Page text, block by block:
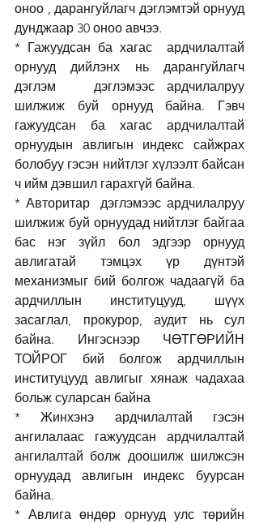
оноо , дарангуйлагч дэглэмтэй орнууд
дунджаар 30 оноо авчээ.
* Гажуудсан ба хагас  ардчилалтай
орнууд дийлэнх нь дарангуйлагч
дэглэм   дэглэмээс ардчилалруу
шилжиж буй орнууд байна. Гэвч
гажуудсан ба хагас ардчилалтай
орнуудын авлигын индекс сайжрах
болобуу гэсэн нийтлэг хүлээлт байсан
ч ийм дэвшил гарахгүй байна.
* Авторитар  дэглэмээс ардчилалруу
шилжиж буй орнуудад нийтлэг байгаа
бас нэг зүйл бол эдгээр орнууд
авлигатай тэмцэх үр дүнтэй
механизмыг бий болгож чадаагүй ба
ардчиллын институцууд, шүүх
засаглал, прокурор, аудит нь сул
байна. Ингэснээр ЧӨТГӨРИЙН
ТОЙРОГ бий болгож ардчиллын
институцууд авлигыг хянаж чадахаа
больж суларсан байна
* Жинхэнэ ардчилалтай гэсэн
ангилалаас гажуудсан ардчилалтай
ангилалтай болж доошилж шилжсэн
орнуудад авлигын индекс буурсан
байна.
* Авлига өндөр орнууд улс төрийн